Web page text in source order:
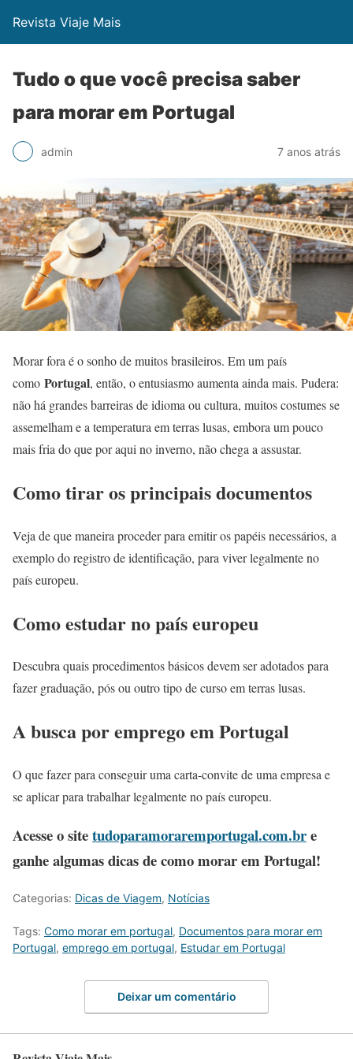
Revista Viaje Mais
Tudo o que você precisa saber
para morar em Portugal
admin 7 anos atrás
Morar fora é o sonho de muitos brasileiros. Em um país
como Portugal, então, o entusiasmo aumenta ainda mais. Pudera:
não há grandes barreiras de idioma ou cultura, muitos costumes se
assemelham e a temperatura em terras lusas, embora um pouco
mais fria do que por aqui no inverno, não chega a assustar.
Como tirar os principais documentos
Veja de que maneira proceder para emitir os papéis necessários, a
exemplo do registro de identificação, para viver legalmente no
país europeu.
Como estudar no país europeu
Descubra quais procedimentos básicos devem ser adotados para
fazer graduação, pós ou outro tipo de curso em terras lusas.
A busca por emprego em Portugal
O que fazer para conseguir uma carta-convite de uma empresa e
se aplicar para trabalhar legalmente no país europeu.
Acesse o sitetudoparamoraremportugal.com.bre
ganhe algumas dicas de como morar em Portugal!
Categorias: Dicas de Viagem, Notícias
Tags: Como morar em portugal, Documentos para morar em
Portugal, emprego em portugal, Estudar em Portugal
Deixar um comentário